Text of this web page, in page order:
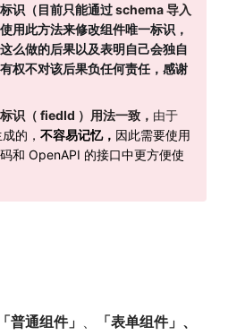
识（目前只能通过schema 导入
用此方法来修改组件唯一标识，
么做的后果以及表明自己会独自
权不对该后果负任何责任，感谢
识（ fiedId ）用法一致， 由于
的， 不容易记忆， 因此需要使用
和 OpenAPI 的接口中更方便使
「普通组件」 、
「表单组件」、